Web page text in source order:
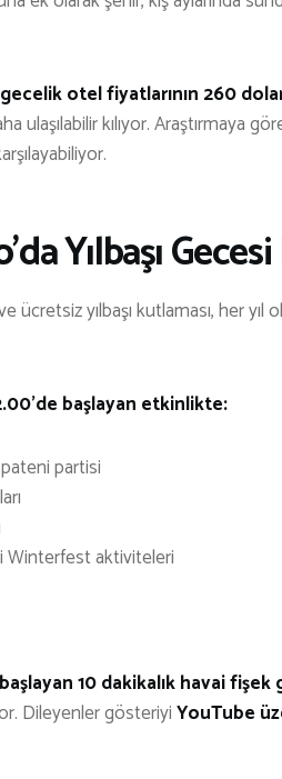
gecelik otel fiyatlarının 260
ulaşılabilir kılıyor.
Yılbaşı
ücretsiz yılbaşı kutlaması, her yıl
başlayan etkinlikte:
partisi
Winterfest aktiviteleri
10 dakikalık havai
Dileyenler gösteriyiYouTube